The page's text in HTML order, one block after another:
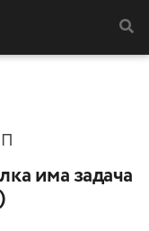
има задача